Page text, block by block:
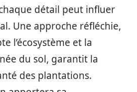
détail peut influer
Une approche réfléchie,
l’écosystème et la
du sol, garantit la
des plantations.